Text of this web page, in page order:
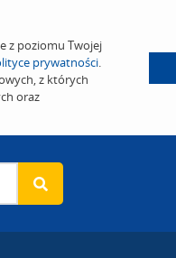
z poziomu Twojej
prywatności.
z których
oraz